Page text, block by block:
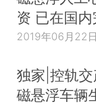
资 已在国
2019年06月22日
独家|控轨
磁悬浮车辆